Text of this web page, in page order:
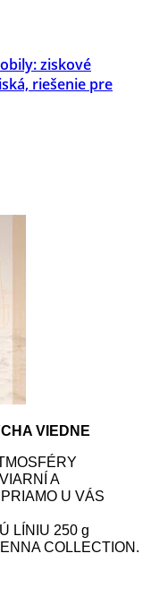
ziskové
riešenie pre
VIEDNE
A
U VÁS
LÍNIU 250 g
COLLECTION.